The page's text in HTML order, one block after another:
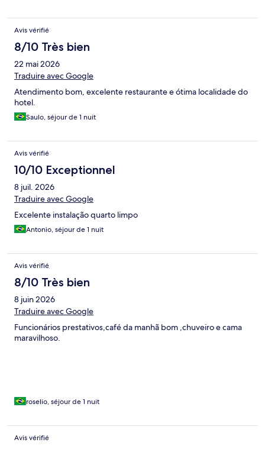
Avis vérifié
8/10 Très bien
22 mai 2026
Traduire avec Google
Atendimento bom, excelente restaurante e ótima localidade do
hotel.
Saulo, séjour de 1 nuit
Avis vérifié
10/10 Exceptionnel
8 juil. 2026
Traduire avec Google
Excelente instalação quarto limpo
Antonio, séjour de 1 nuit
Avis vérifié
8/10 Très bien
8 juin 2026
Traduire avec Google
Funcionários prestativos,café da manhã bom ,chuveiro e cama
maravilhoso.
roselio, séjour de 1 nuit
Avis vérifié